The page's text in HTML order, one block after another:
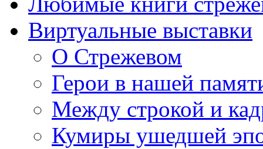
Виртуальные выставки
О Стрежевом
Герои в нашей
Между строкой и
Кумиры ушедшей